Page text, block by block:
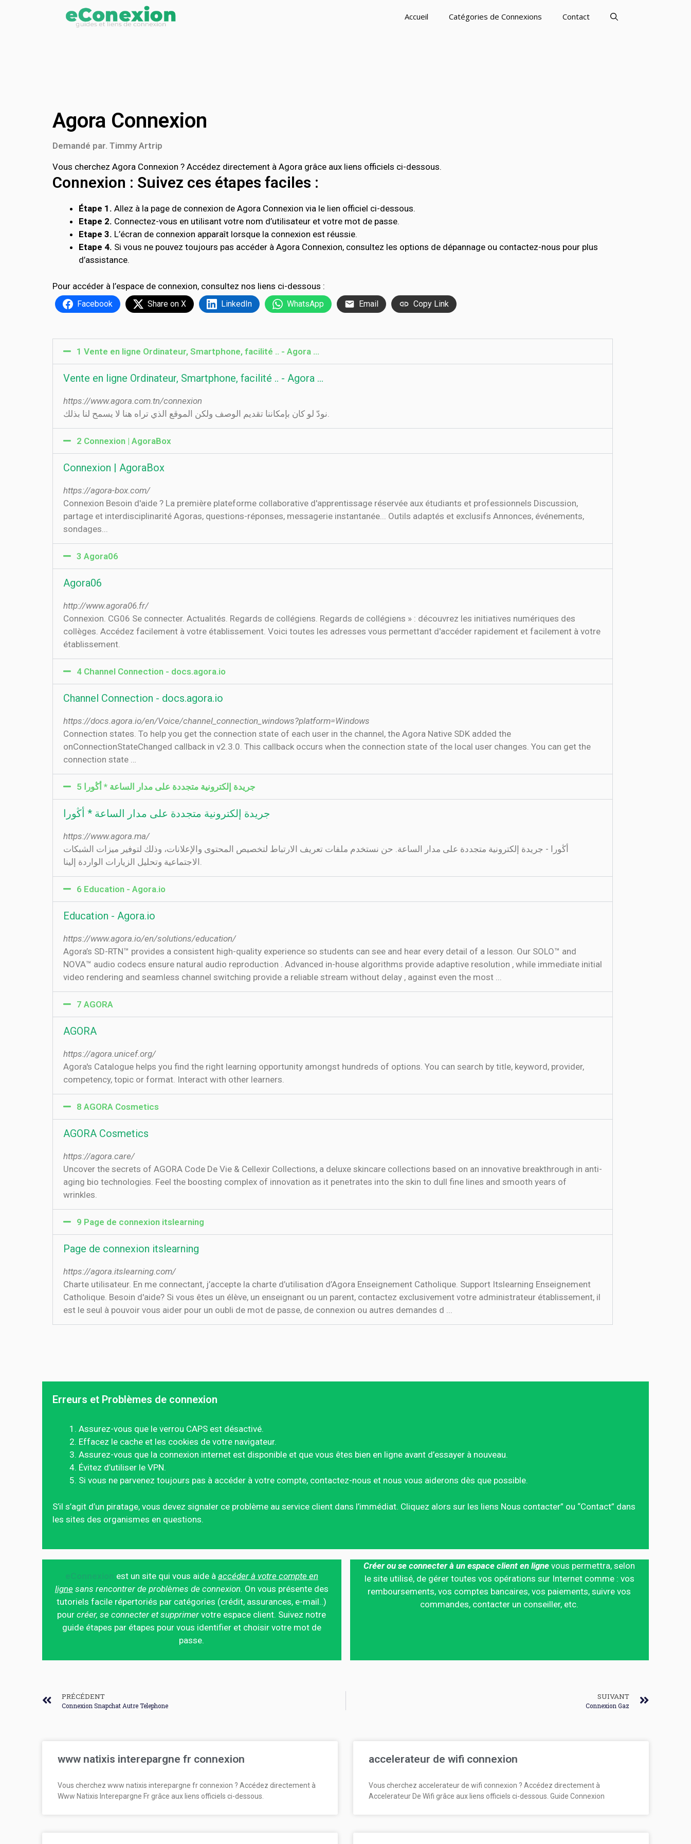
Accueil Catégories de Connexions Contact
Agora Connexion
Demandé par. Timmy Artrip
Vous cherchez Agora Connexion ? Accédez directement à Agora grâce aux liens officiels ci-dessous.
Connexion : Suivez ces étapes faciles :
Étape 1. Allez à la page de connexion de Agora Connexion via le lien officiel ci-dessous.
Etape 2. Connectez-vous en utilisant votre nom d’utilisateur et votre mot de passe.
Etape 3. L’écran de connexion apparaît lorsque la connexion est réussie.
Etape 4. Si vous ne pouvez toujours pas accéder à Agora Connexion, consultez les options de dépannage ou contactez-nous pour plus
d’assistance.
Pour accéder à l’espace de connexion, consultez nos liens ci-dessous :
Facebook Share on X LinkedIn WhatsApp Email Copy Link
1 Vente en ligne Ordinateur, Smartphone, facilité .. - Agora ...
Vente en ligne Ordinateur, Smartphone, facilité .. - Agora ...
https://www.agora.com.tn/connexion
نودّ لو كان بإمكاننا تقديم الوصف ولكن الموقع الذي تراه هنا لا يسمح لنا بذلك.
2 Connexion | AgoraBox
Connexion | AgoraBox
https://agora-box.com/
Connexion Besoin d'aide ? La première plateforme collaborative d'apprentissage réservée aux étudiants et professionnels Discussion,
partage et interdisciplinarité Agoras, questions-réponses, messagerie instantanée... Outils adaptés et exclusifs Annonces, événements,
sondages...
3 Agora06
Agora06
http://www.agora06.fr/
Connexion. CG06 Se connecter. Actualités. Regards de collégiens. Regards de collégiens » : découvrez les initiatives numériques des
collèges. Accédez facilement à votre établissement. Voici toutes les adresses vous permettant d'accéder rapidement et facilement à votre
établissement.
4 Channel Connection - docs.agora.io
Channel Connection - docs.agora.io
https://docs.agora.io/en/Voice/channel_connection_windows?platform=Windows
Connection states. To help you get the connection state of each user in the channel, the Agora Native SDK added the
onConnectionStateChanged callback in v2.3.0. This callback occurs when the connection state of the local user changes. You can get the
connection state …
5 جريدة إلكترونية متجددة على مدار الساعة * أڭورا
جريدة إلكترونية متجددة على مدار الساعة * أڭورا
https://www.agora.ma/
أڭورا - جريدة إلكترونية متجددة على مدار الساعة. حن نستخدم ملفات تعريف الارتباط لتخصيص المحتوى والإعلانات، وذلك لتوفير ميزات الشبكات
الاجتماعية وتحليل الزيارات الواردة إلينا.
6 Education - Agora.io
Education - Agora.io
https://www.agora.io/en/solutions/education/
Agora’s SD-RTN™ provides a consistent high-quality experience so students can see and hear every detail of a lesson. Our SOLO™ and
NOVA™ audio codecs ensure natural audio reproduction . Advanced in-house algorithms provide adaptive resolution , while immediate initial
video rendering and seamless channel switching provide a reliable stream without delay , against even the most ...
7 AGORA
AGORA
https://agora.unicef.org/
Agora's Catalogue helps you find the right learning opportunity amongst hundreds of options. You can search by title, keyword, provider,
competency, topic or format. Interact with other learners.
8 AGORA Cosmetics
AGORA Cosmetics
https://agora.care/
Uncover the secrets of AGORA Code De Vie & Cellexir Collections, a deluxe skincare collections based on an innovative breakthrough in anti-
aging bio technologies. Feel the boosting complex of innovation as it penetrates into the skin to dull fine lines and smooth years of
wrinkles.
9 Page de connexion itslearning
Page de connexion itslearning
https://agora.itslearning.com/
Charte utilisateur. En me connectant, j’accepte la charte d’utilisation d’Agora Enseignement Catholique. Support Itslearning Enseignement
Catholique. Besoin d'aide? Si vous êtes un élève, un enseignant ou un parent, contactez exclusivement votre administrateur établissement, il
est le seul à pouvoir vous aider pour un oubli de mot de passe, de connexion ou autres demandes d ...
Erreurs et Problèmes de connexion
Assurez-vous que le verrou CAPS est désactivé.
Effacez le cache et les cookies de votre navigateur.
Assurez-vous que la connexion internet est disponible et que vous êtes bien en ligne avant d’essayer à nouveau.
Évitez d’utiliser le VPN.
Si vous ne parvenez toujours pas à accéder à votre compte, contactez-nous et nous vous aiderons dès que possible.
S’il s’agit d’un piratage, vous devez signaler ce problème au service client dans l’immédiat. Cliquez alors sur les liens Nous contacter” ou “Contact” dans
les sites des organismes en questions.
est un site qui vous aide à accéder à votre compte en
ligne sans rencontrer de problèmes de connexion. On vous présente des
tutoriels facile répertoriés par catégories (crédit, assurances, e-mail..)
pourcréer, se connecter et supprimer votre espace client. Suivez notre
guide étapes par étapes pour vous identifier et choisir votre mot de
passe.
Créer ou se connecter à un espace client en ligne vous permettra, selon
le site utilisé, de gérer toutes vos opérations sur Internet comme : vos
remboursements, vos comptes bancaires, vos paiements, suivre vos
commandes, contacter un conseiller, etc.
PRÉCÉDENT
Connexion Snapchat Autre Telephone
SUIVANT
Connexion Gaz
www natixis interepargne fr connexion
Vous cherchez www natixis interepargne fr connexion ? Accédez directement à
Www Natixis Interepargne Fr grâce aux liens officiels ci-dessous.
accelerateur de wifi connexion
Vous cherchez accelerateur de wifi connexion ? Accédez directement à
Accelerateur De Wifi grâce aux liens officiels ci-dessous. Guide Connexion